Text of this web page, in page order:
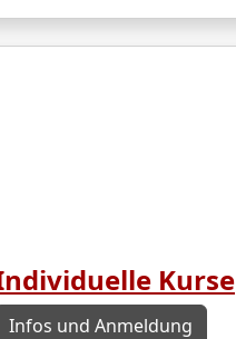
Kurse
Infos und Anmeldung